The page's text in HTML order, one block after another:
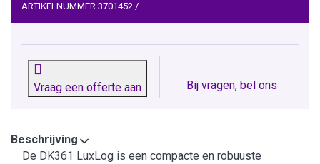
ARTIKELNUMMER 3701452 /
Vraag een offerte aan Bij vragen, bel ons
Beschrijving
De DK361 LuxLog is een compacte en robuuste